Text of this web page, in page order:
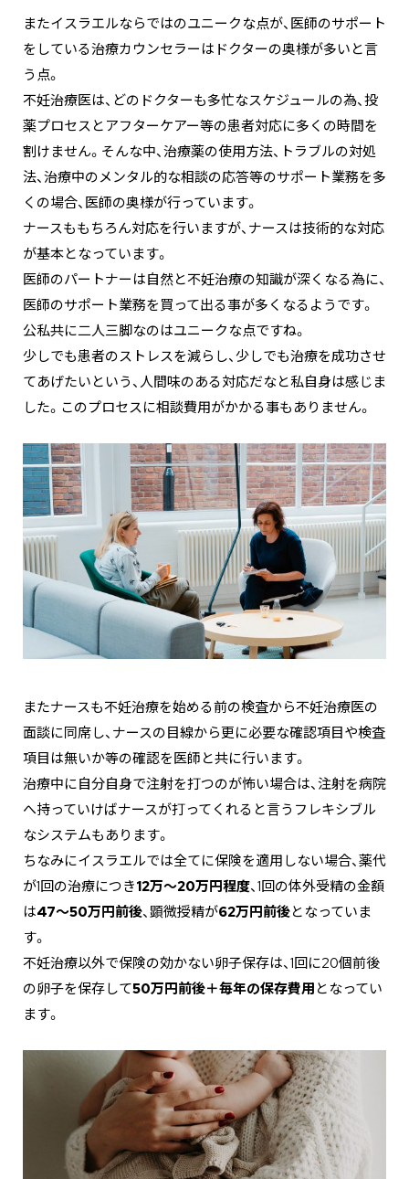
またイスラエルならではのユニークな点が、医師のサポート
をしている治療カウンセラーはドクターの奥様が多いと言
う点。
不妊治療医は、どのドクターも多忙なスケジュールの為、投
薬プロセスとアフターケアー等の患者対応に多くの時間を
割けません。そんな中、治療薬の使用方法、トラブルの対処
法、治療中のメンタル的な相談の応答等のサポート業務を多
くの場合、医師の奥様が行っています。
ナースももちろん対応を行いますが、ナースは技術的な対応
が基本となっています。
医師のパートナーは自然と不妊治療の知識が深くなる為に、
医師のサポート業務を買って出る事が多くなるようです。
公私共に二人三脚なのはユニークな点ですね。
少しでも患者のストレスを減らし、少しでも治療を成功させ
てあげたいという、人間味のある対応だなと私自身は感じま
した。このプロセスに相談費用がかかる事もありません。
またナースも不妊治療を始める前の検査から不妊治療医の
面談に同席し、ナースの目線から更に必要な確認項目や検査
項目は無いか等の確認を医師と共に行います。
治療中に自分自身で注射を打つのが怖い場合は、注射を病院
へ持っていけばナースが打ってくれると言うフレキシブル
なシステムもあります。
ちなみにイスラエルでは全てに保険を適用しない場合、薬代
が1回の治療につき12万～20万円程度、1回の体外受精の金額
は47～50万円前後、顕微授精が62万円前後となっていま
す。
不妊治療以外で保険の効かない卵子保存は、1回に20個前後
の卵子を保存して50万円前後＋毎年の保存費用 となってい
ます。